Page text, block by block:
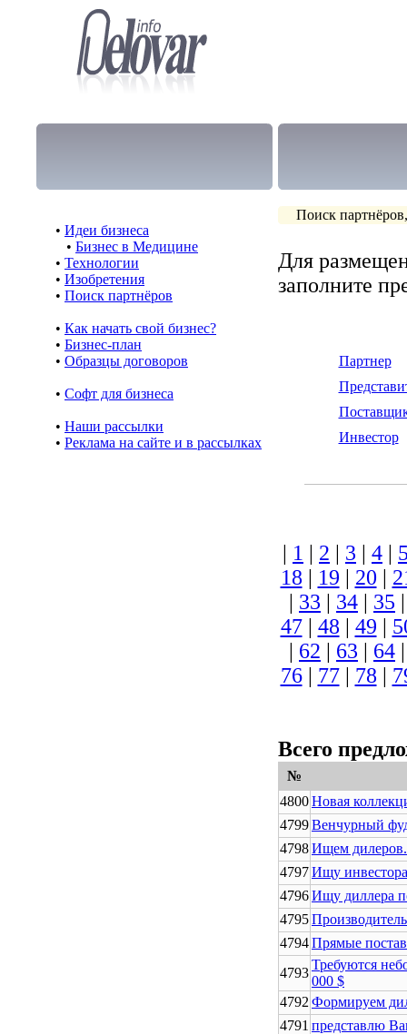
• Идеи бизнеса
• Бизнес в Медицине
• Технологии
• Изобретения
• Поиск партнёров
• Как начать свой бизнес?
• Бизнес-план
• Образцы договоров
• Cофт для бизнеса
• Наши рассылки
• Реклама на сайте и в рассылках
Поиск
Для
заполните
Партнер
Инвестор
| 1 | 2 | 3 | 4 |
18 | 19 | 20 |
| 33 | 34 | 35
47| 48 | 49 |
| 62 | 63 | 64
76| 77| 78 |
Всего
№
4800Новая
4799Венчурный
4798Ищем
4797Ищу инвестора
4796Ищу диллера
4795
4794Прямые
4793
Требуются
000 $
4792 Формируем
4791 представлю